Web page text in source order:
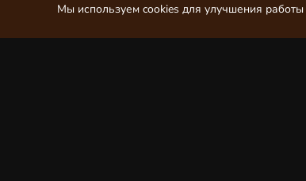
Мы используем cookies для улучшения